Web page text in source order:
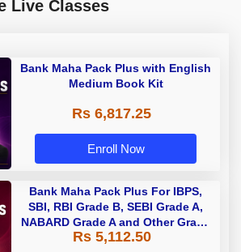
Live Classes
Bank Maha Pack Plus with English
Medium Book Kit
Rs 6,817.25
Enroll Now
Bank Maha Pack Plus For IBPS,
SBI, RBI Grade B, SEBI Grade A,
NABARD Grade A and Other Grade
A & Grade B Bank Exams
Rs 5,112.50